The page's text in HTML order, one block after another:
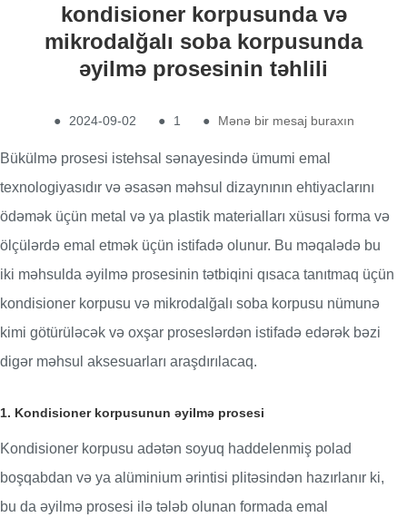
kondisioner korpusunda və
mikrodalğalı soba korpusunda
əyilmə prosesinin təhlili
● 2024-09-02 ● 1 ● Mənə bir mesaj buraxın
Bükülmə prosesi istehsal sənayesində ümumi emal
texnologiyasıdır və əsasən məhsul dizaynının ehtiyaclarını
ödəmək üçün metal və ya plastik materialları xüsusi forma və
ölçülərdə emal etmək üçün istifadə olunur. Bu məqalədə bu
iki məhsulda əyilmə prosesinin tətbiqini qısaca tanıtmaq üçün
kondisioner korpusu və mikrodalğalı soba korpusu nümunə
kimi götürüləcək və oxşar proseslərdən istifadə edərək bəzi
digər məhsul aksesuarları araşdırılacaq.
1. Kondisioner korpusunun əyilmə prosesi
Kondisioner korpusu adətən soyuq haddelenmiş polad
boşqabdan və ya alüminium ərintisi plitəsindən hazırlanır ki,
bu da əyilmə prosesi ilə tələb olunan formada emal